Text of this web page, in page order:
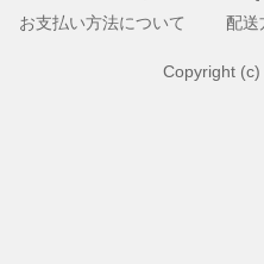
お支払い方法について
配送
Copyright